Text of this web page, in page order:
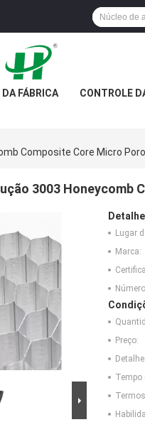
DA FÁBRICA CONTROLE
Composite Core Micro
3003 Honeycomb
Lugar
Marca:
Preço:
Tempo